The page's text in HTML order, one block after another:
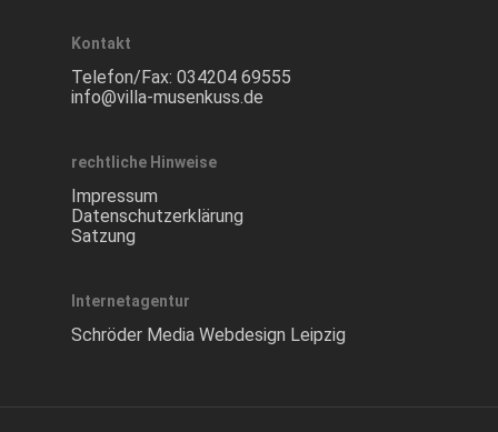
Kontakt
Telefon/Fax: 034204 69555
info@villa-musenkuss.de
rechtliche Hinweise
Impressum
Datenschutzerklärung
Satzung
Internetagentur
Schröder Media Webdesign Leipzig